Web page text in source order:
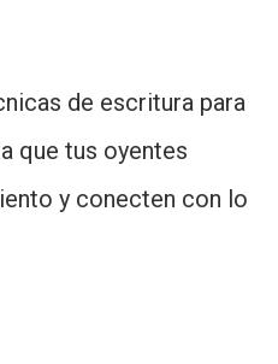
de escritura para
que tus oyentes
y conecten con lo